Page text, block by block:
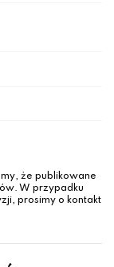
że publikowane
W przypadku
prosimy o kontakt